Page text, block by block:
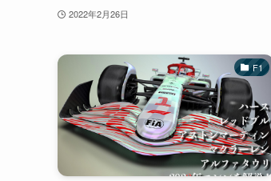
2022年2月26日
F1